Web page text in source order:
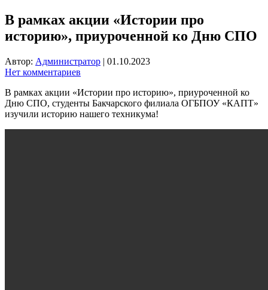
В рамках акции «Истории про
историю», приуроченной ко Дню СПО
Автор: Администратор | 01.10.2023
Нет комментариев
В рамках акции «Истории про историю», приуроченной ко
Дню СПО, студенты Бакчарского филиала ОГБПОУ «КАПТ»
изучили историю нашего техникума!